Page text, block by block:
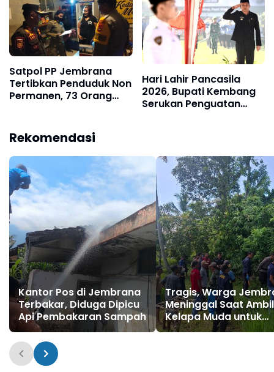
Satpol PP Jembrana
Tertibkan Penduduk Non
Permanen, 73 Orang
Hari Lahir Pancasila
2026, Bupati Kembang
Serukan Penguatan
Rekomendasi
Kantor Pos di Jembrana
Terbakar, Diduga Dipicu
Api Pembakaran Sampah
Tragis, Warga
Meninggal Saat Ambil
Kelapa Muda untuk
Upacara